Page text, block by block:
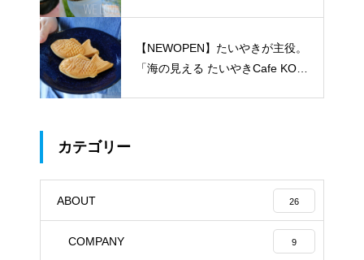
【NEWOPEN】たいやきが主役。
「海の見える たいやきCafe KOM
カテゴリー
ABOUT 26
COMPANY 9